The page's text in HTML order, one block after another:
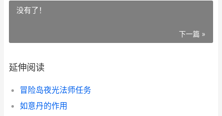
没有了！
下一篇 »
延伸阅读
冒险岛夜光法师任务
如意丹的作用